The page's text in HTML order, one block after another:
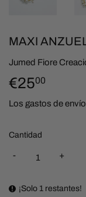
MAXI
Jumed Fiore
€2500
Los gastos de envío
Cantidad
+
-
¡Solo 1 restantes!